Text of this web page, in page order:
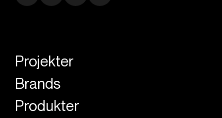
Projekter
Brands
Produkter